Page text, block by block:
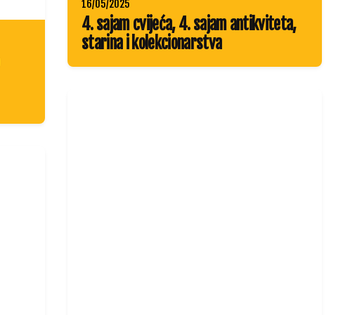
16/05/2025
4. sajam cvijeća, 4. sajam antikviteta,
starina i kolekcionarstva